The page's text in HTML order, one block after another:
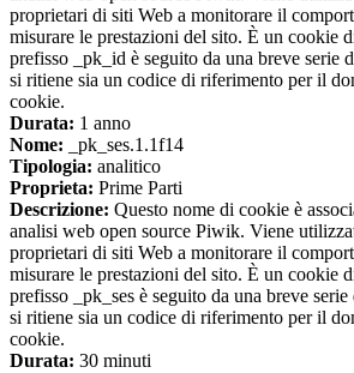
proprietari di siti Web a monitorare il
misurare le prestazioni del sito. È un cookie
prefisso _pk_id è seguito da una breve serie
si ritiene sia un codice di riferimento per il
cookie.
Durata: 1 anno
Nome: _pk_ses.1.1f14
Tipologia: analitico
Proprieta: Prime Parti
Descrizione: Questo nome di cookie è
analisi web open source Piwik. Viene
proprietari di siti Web a monitorare il
misurare le prestazioni del sito. È un cookie
prefisso _pk_ses è seguito da una breve
si ritiene sia un codice di riferimento per il
cookie.
Durata: 30 minuti